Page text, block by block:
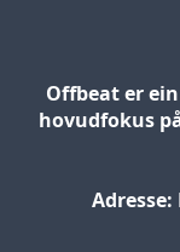
Offbeat er
hovudfokus
Adresse: